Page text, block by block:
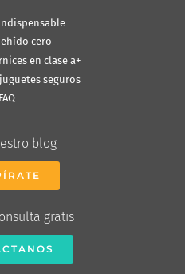
cero
en clase a+
seguros
FAQ
blog
gratis